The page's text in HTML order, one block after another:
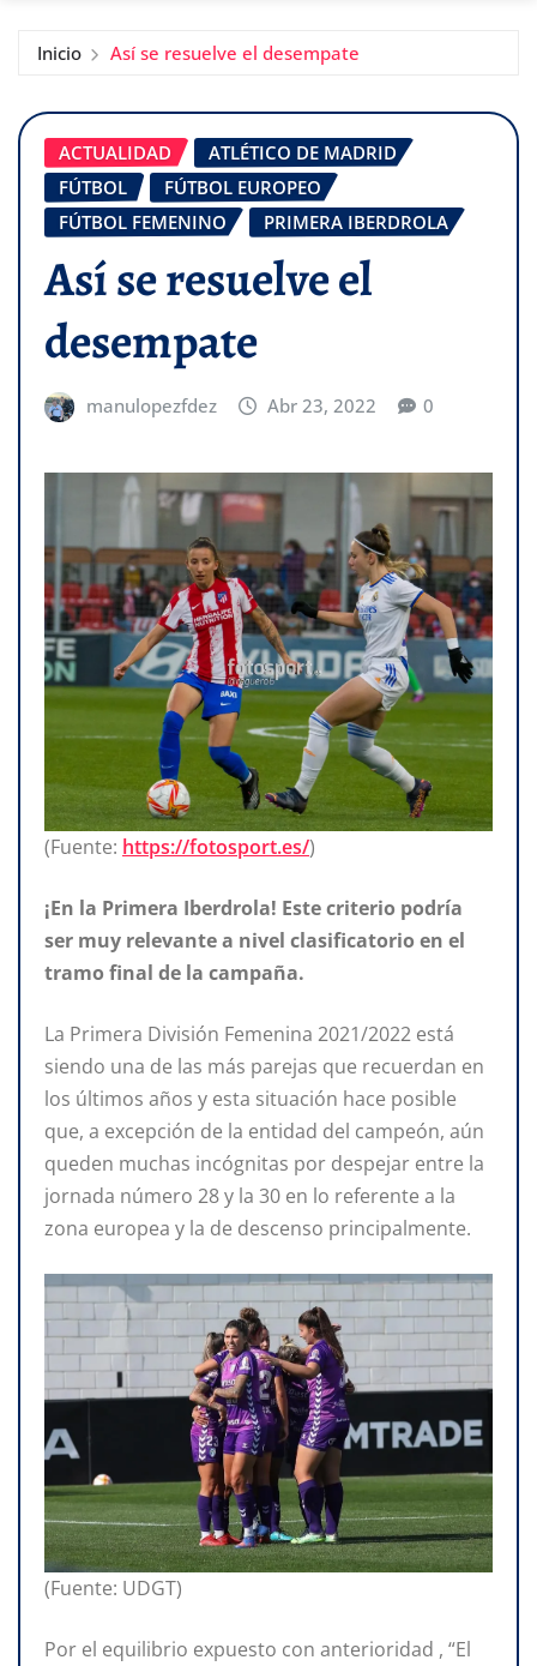
Inicio Así se resuelve el desempate
ACTUALIDAD
ATLÉTICO DE MADRID
FÚTBOL
FÚTBOL EUROPEO
FÚTBOL FEMENINO
PRIMERA IBERDROLA
Así se resuelve el
desempate
manulopezfdez Abr 23, 2022 0
(Fuente: https://fotosport.es/)
¡En la Primera Iberdrola! Este criterio podría
ser muy relevante a nivel clasificatorio en el
tramo final de la campaña.
La Primera División Femenina 2021/2022 está
siendo una de las más parejas que recuerdan en
los últimos años y esta situación hace posible
que, a excepción de la entidad del campeón, aún
queden muchas incógnitas por despejar entre la
jornada número 28 y la 30 en lo referente a la
zona europea y la de descenso principalmente.
(Fuente: UDGT)
Por el equilibrio expuesto con anterioridad , “El